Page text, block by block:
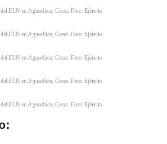
ELN en Aguachica, Cesar. Foto: Ejército
ELN en Aguachica, Cesar. Foto: Ejército
ELN en Aguachica, Cesar. Foto: Ejército
ELN en Aguachica, Cesar. Foto: Ejército
ELN en Aguachica, Cesar. Foto: Ejército